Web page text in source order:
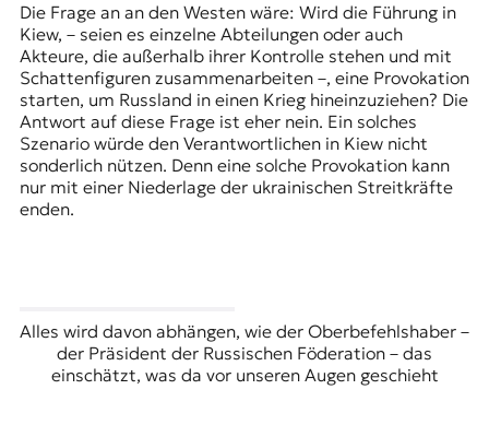
Die Frage an an den Westen wäre: Wird die Führung in
Kiew, – seien es einzelne Abteilungen oder auch
Akteure, die außerhalb ihrer Kontrolle stehen und mit
Schattenfiguren zusammenarbeiten –, eine Provokation
starten, um Russland in einen Krieg hineinzuziehen? Die
Antwort auf diese Frage ist eher nein. Ein solches
Szenario würde den Verantwortlichen in Kiew nicht
sonderlich nützen. Denn eine solche Provokation kann
nur mit einer Niederlage der ukrainischen Streitkräfte
enden.
Alles wird davon abhängen, wie der Oberbefehlshaber –
der Präsident der Russischen Föderation – das
einschätzt, was da vor unseren Augen geschieht